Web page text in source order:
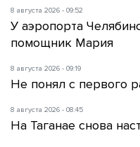
8 августа 2026 - 09:52
У аэропорта
помощник Мария
8 августа 2026 - 09:19
Не понял с первого
8 августа 2026 - 08:45
На Таганае снова